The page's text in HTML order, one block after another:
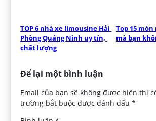
TOP 6 nhà xe limousine Hải
Phòng Quảng Ninh uy tín,
chất lượng
Top 15 món
mà bạn
Để lại một bình luận
Email của bạn sẽ không được hiển thị
trường bắt buộc được đánh dấu*